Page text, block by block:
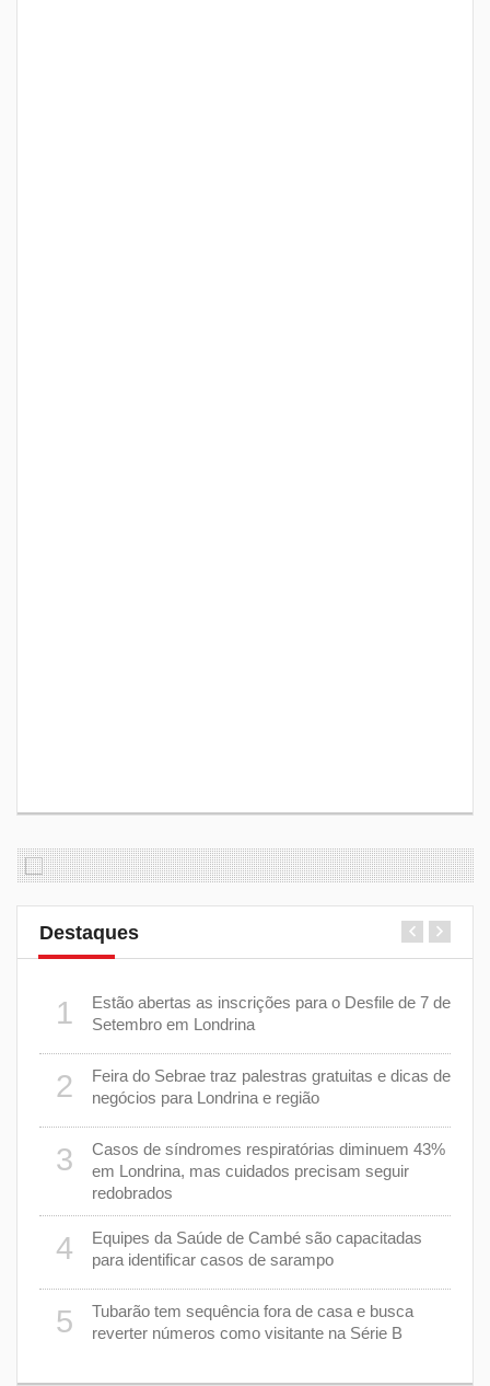
Destaques
1
Estão abertas as inscrições para o Desfile de 7 de
Setembro em Londrina
2
Feira do Sebrae traz palestras gratuitas e dicas de
negócios para Londrina e região
3
Casos de síndromes respiratórias diminuem 43%
em Londrina, mas cuidados precisam seguir
redobrados
4
Equipes da Saúde de Cambé são capacitadas
para identificar casos de sarampo
5
Tubarão tem sequência fora de casa e busca
reverter números como visitante na Série B